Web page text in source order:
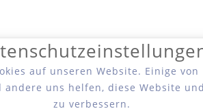
auf unseren Website. Einige
andere uns helfen, diese Website
zu verbessern.